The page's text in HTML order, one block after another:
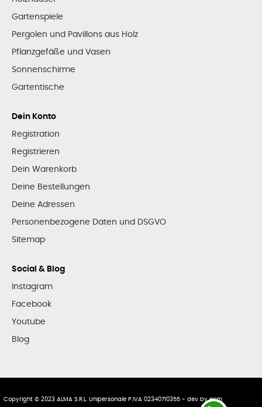
Gartenspiele
Pergolen und Pavillons aus Holz
Pflanzgefäße und Vasen
Sonnenschirme
Gartentische
Dein Konto
Registration
Registrieren
Dein Warenkorb
Deine Bestellungen
Deine Adressen
Personenbezogene Daten und DSGVO
Sitemap
Social & Blog
Instagram
Facebook
Youtube
Blog
Copyright © 2023 ALMA S.R.L. Unipersonale P.IVA 02340710355 - dev byecm